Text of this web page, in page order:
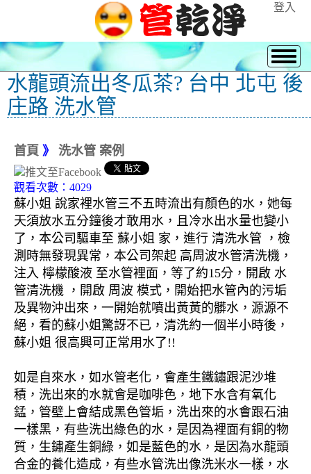
登入
水龍頭流出冬瓜茶? 台中 北屯 後
庄路 洗水管
首頁 》 洗水管 案例
觀看次數：4029
蘇小姐 說家裡水管三不五時流出有顏色的水，她每
天須放水五分鐘後才敢用水，且冷水出水量也變小
了，本公司驅車至 蘇小姐 家，進行 清洗水管 ，檢
測時無發現異常，本公司架起 高周波水管清洗機，
注入 檸檬酸液 至水管裡面，等了約15分，開啟 水
管清洗機 ，開啟 周波 模式，開始把水管內的污垢
及異物沖出來，一開始就噴出黃黃的髒水，源源不
絕，看的蘇小姐驚訝不已，清洗約一個半小時後，
蘇小姐 很高興可正常用水了!!
如是自來水，如水管老化，會產生鐵鏽跟泥沙堆
積，洗出來的水就會是咖啡色，地下水含有氧化
錳，管壁上會結成黑色管垢，洗出來的水會跟石油
一樣黑，有些洗出綠色的水，是因為裡面有銅的物
質，生鏽產生銅綠，如是藍色的水，是因為水龍頭
合金的養化造成，有些水管洗出像洗米水一樣，水